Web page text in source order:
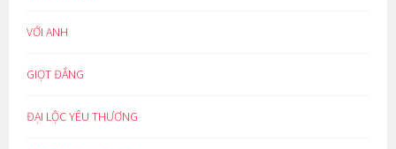
VỚI ANH
GIỌT ĐẮNG
ĐẠI LỘC YÊU THƯƠNG